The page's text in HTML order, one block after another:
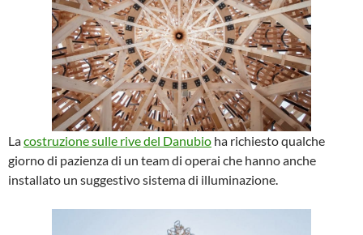
Lacostruzione sulle rive del Danubio ha richiesto qualche
giorno di pazienza di un team di operai che hanno anche
installato un suggestivo sistema di illuminazione.